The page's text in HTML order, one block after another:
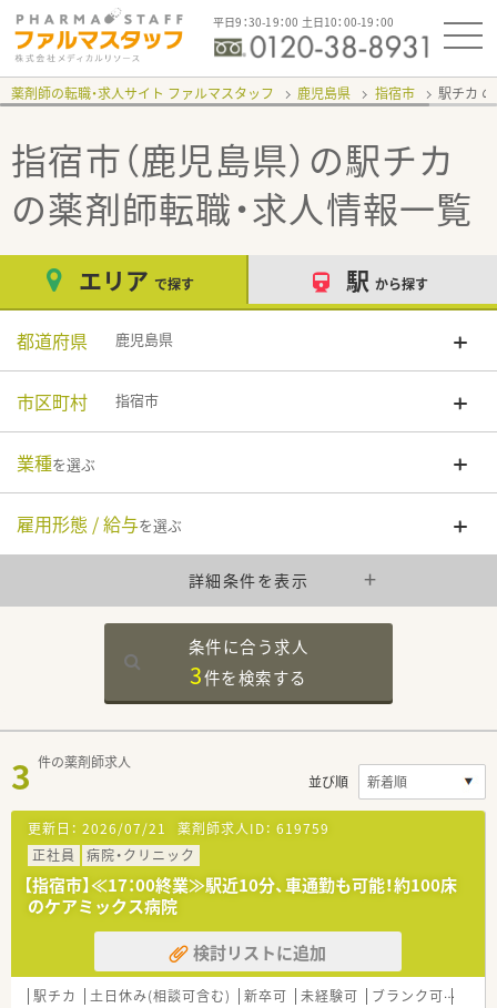
平日9：30-19：00 土日10：00-19：00
薬剤師の転職・求人サイト ファルマスタッフ 鹿児島県 指宿市 駅チカ
指宿市（鹿児島県）の駅チカ
の薬剤師転職・求人情報一覧
エリア で探す 駅 から探す
都道府県 鹿児島県
市区町村 指宿市
業種を選ぶ
雇用形態 / 給与を選ぶ
詳細条件を表示
条件に合う求人
3件を検索する
3 件の薬剤師求人
並び順
更新日： 2026/07/21 薬剤師求人ID： 619759
正社員
病院・クリニック
【指宿市】≪17：00終業≫駅近10分、車通勤も可能！約100床
のケアミックス病院
検討リストに追加
駅チカ 土日休み(相談可含む) 新卒可 未経験可 ブランク可